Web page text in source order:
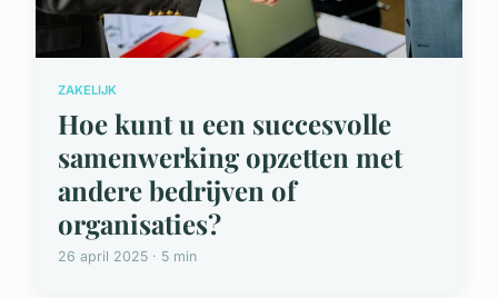
ZAKELIJK
Hoe kunt u een succesvolle
samenwerking opzetten met
andere bedrijven of
organisaties?
26 april 2025 · 5 min